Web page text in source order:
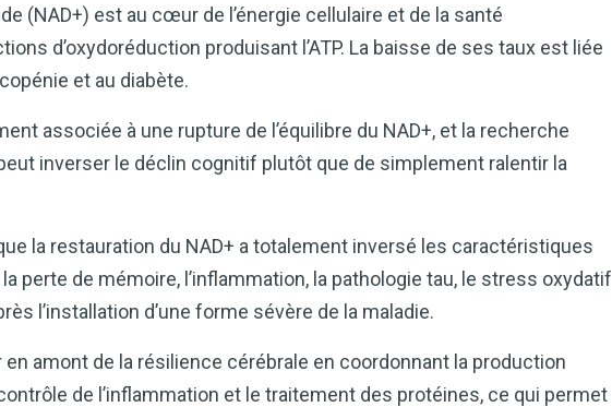
(NAD+) est au cœur de l’énergie cellulaire et de la santé
d’oxydoréduction produisant l’ATP. La baisse de ses taux est liée
et au diabète.
associée à une rupture de l’équilibre du NAD+, et la recherche
inverser le déclin cognitif plutôt que de simplement ralentir la
la restauration du NAD+ a totalement inversé les caractéristiques
perte de mémoire, l’inflammation, la pathologie tau, le stress oxydatif
l’installation d’une forme sévère de la maladie.
amont de la résilience cérébrale en coordonnant la production
contrôle de l’inflammation et le traitement des protéines, ce qui permet